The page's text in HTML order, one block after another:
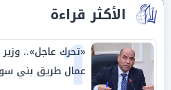
الأكثر قراءة
1
«تحرك عاجل»..
عمال طريق بني